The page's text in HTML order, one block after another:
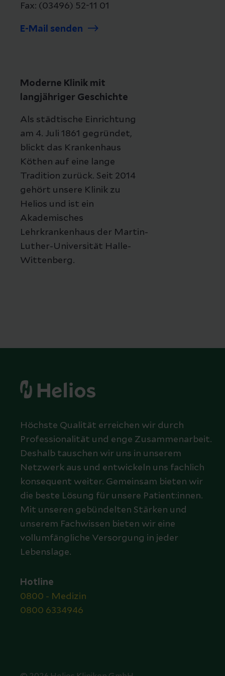
Fax: (03496) 52-11 01
E-Mail senden
Moderne Klinik mit
langjähriger Geschichte
Als städtische Einrichtung
am 4. Juli 1861 gegründet,
blickt das Krankenhaus
Köthen auf eine lange
Tradition zurück. Seit 2014
gehört unsere Klinik zu
Helios und ist ein
Akademisches
Lehrkrankenhaus der Martin-
Luther-Universität Halle-
Wittenberg.
Höchste Qualität erreichen wir durch
Professionalität und enge Zusammenarbeit.
Deshalb tauschen wir uns in unserem
Netzwerk aus und entwickeln uns fachlich
konsequent weiter. Gemeinsam bieten wir
die beste Lösung für unsere Patient:innen.
Mit unseren gebündelten Stärken und
unserem Fachwissen bieten wir eine
vollumfängliche Versorgung in jeder
Lebenslage.
Hotline
0800 - Medizin
0800 6334946